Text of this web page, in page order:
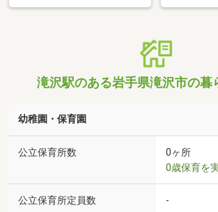
滝沢駅のある岩手県滝沢市の暮
幼稚園・保育園
公立保育所数
0ヶ所
0歳保育を
公立保育所定員数 -